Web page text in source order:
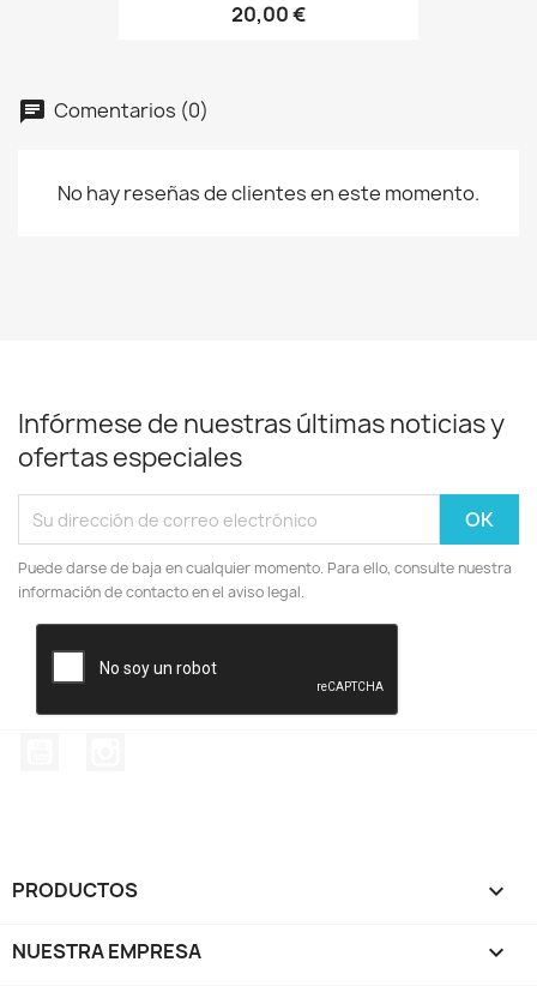
20,00 €
Comentarios (0)
No hay reseñas de clientes en este momento.
Infórmese de nuestras últimas noticias y
ofertas especiales
Puede darse de baja en cualquier momento. Para ello, consulte nuestra
información de contacto en el aviso legal.
PRODUCTOS 
NUESTRA EMPRESA 